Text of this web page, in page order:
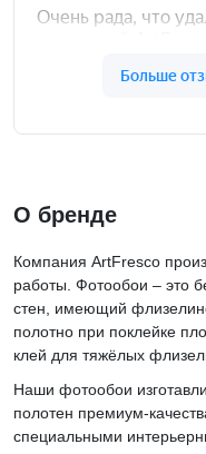
О бренде
Компания ArtFresco
работы. Фотообои – это
стен, имеющий
полотно при поклейке
клей для тяжёлых
Наши фотообои
полотен премиум-
специальными